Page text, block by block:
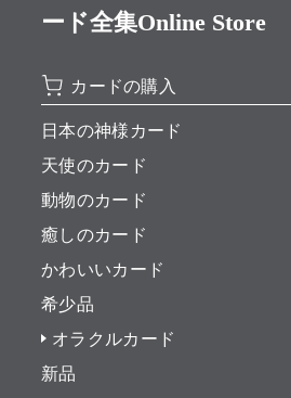
ード全集Online Store
カードの購入
日本の神様カード
天使のカード
動物のカード
癒しのカード
かわいいカード
希少品
オラクルカード
新品